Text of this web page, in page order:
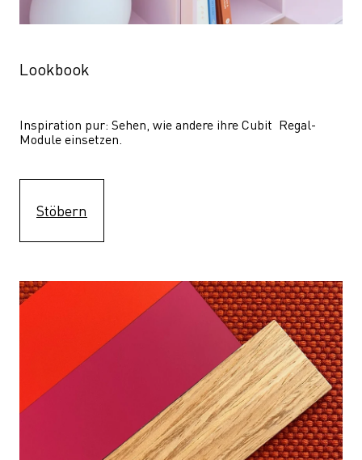
Lookbook
Inspiration pur: Sehen, wie andere ihre Cubit  Regal-
Module einsetzen.
Stöbern